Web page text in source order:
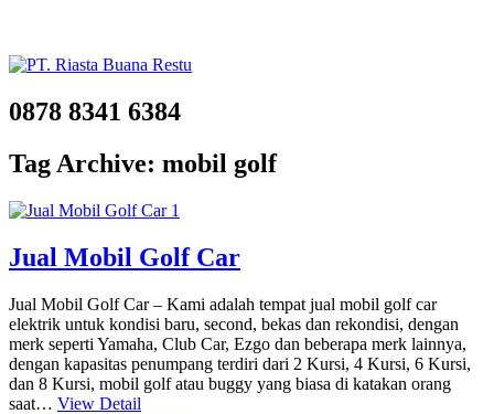
0878 8341 6384
Tag Archive: mobil golf
Jual Mobil Golf Car
Jual Mobil Golf Car – Kami adalah tempat jual mobil golf car
elektrik untuk kondisi baru, second, bekas dan rekondisi, dengan
merk seperti Yamaha, Club Car, Ezgo dan beberapa merk lainnya,
dengan kapasitas penumpang terdiri dari 2 Kursi, 4 Kursi, 6 Kursi,
dan 8 Kursi, mobil golf atau buggy yang biasa di katakan orang
saat… View Detail